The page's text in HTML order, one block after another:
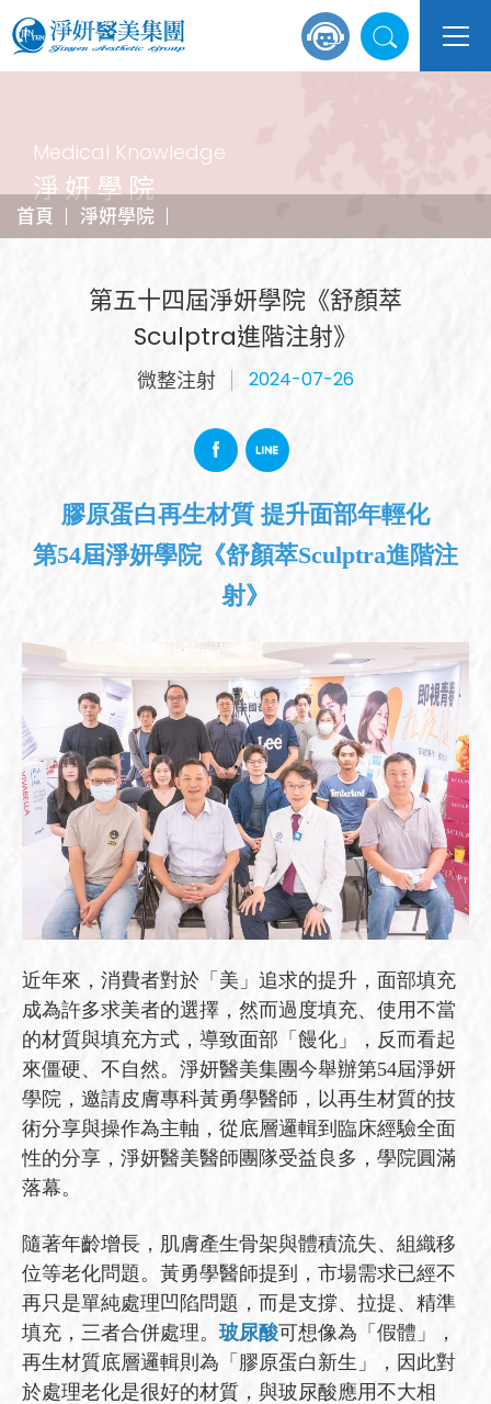
Medical Knowledge
淨妍學院
首頁 淨妍學院
第五十四屆淨妍學院《舒顏萃
Sculptra進階注射》
微整注射 2024-07-26
膠原蛋白再生材質 提升面部年輕化
第54屆淨妍學院《舒顏萃Sculptra進階注
射》
近年來，消費者對於「美」追求的提升，面部填充
成為許多求美者的選擇，然而過度填充、使用不當
的材質與填充方式，導致面部「饅化」，反而看起
來僵硬、不自然。淨妍醫美集團今舉辦第54屆淨妍
學院，邀請皮膚專科黃勇學醫師，以再生材質的技
術分享與操作為主軸，從底層邏輯到臨床經驗全面
性的分享，淨妍醫美醫師團隊受益良多，學院圓滿
落幕。
隨著年齡增長，肌膚產生骨架與體積流失、組織移
位等老化問題。黃勇學醫師提到，市場需求已經不
再只是單純處理凹陷問題，而是支撐、拉提、精準
填充，三者合併處理。 玻尿酸可想像為「假體」，
再生材質底層邏輯則為「膠原蛋白新生」，因此對
於處理老化是很好的材質，與玻尿酸應用不大相